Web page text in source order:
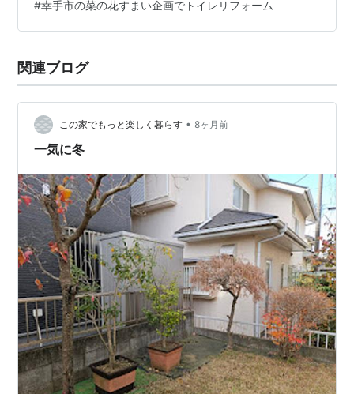
#幸手市の菜の花すまい企画でトイレリフォーム
関連ブログ
この家でもっと楽しく暮らす • 8ヶ月前
一気に冬